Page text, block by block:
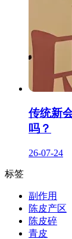
传统新
吗？
26-07-24
标签
副作用
陈皮产区
陈皮碎
青皮